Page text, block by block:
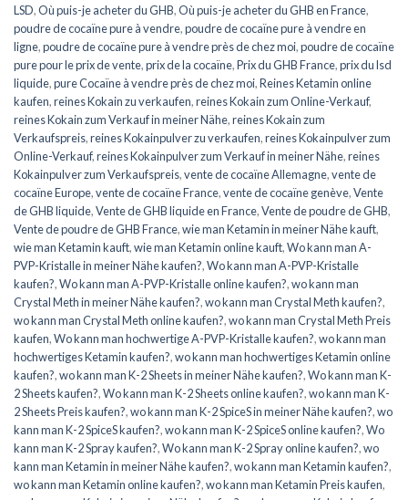
LSD,Où puis-je acheter du GHB,Où puis-je acheter du GHB en France,
poudre de cocaïne pure à vendre,poudre de cocaïne pure à vendre en
ligne,poudre de cocaïne pure à vendre près de chez moi,poudre de cocaïne
pure pour le prix de vente,prix de la cocaïne,Prix du GHB France,prix du lsd
liquide,pure Cocaïne à vendre près de chez moi,Reines Ketamin online
kaufen,reines Kokain zu verkaufen,reines Kokain zum Online-Verkauf,
reines Kokain zum Verkauf in meiner Nähe,reines Kokain zum
Verkaufspreis,reines Kokainpulver zu verkaufen,reines Kokainpulver zum
Online-Verkauf,reines Kokainpulver zum Verkauf in meiner Nähe,reines
Kokainpulver zum Verkaufspreis,vente de cocaïne Allemagne,vente de
cocaïne Europe,vente de cocaïne France,vente de cocaïne genève,Vente
de GHB liquide,Vente de GHB liquide en France,Vente de poudre de GHB,
Vente de poudre de GHB France,wie man Ketamin in meiner Nähe kauft,
wie man Ketamin kauft,wie man Ketamin online kauft,Wo kann man A-
PVP-Kristalle in meiner Nähe kaufen?,Wo kann man A-PVP-Kristalle
kaufen?,Wo kann man A-PVP-Kristalle online kaufen?,wo kann man
Crystal Meth in meiner Nähe kaufen?,wo kann man Crystal Meth kaufen?,
wo kann man Crystal Meth online kaufen?,wo kann man Crystal Meth Preis
kaufen,Wo kann man hochwertige A-PVP-Kristalle kaufen?,wo kann man
hochwertiges Ketamin kaufen?,wo kann man hochwertiges Ketamin online
kaufen?,wo kann man K-2 Sheets in meiner Nähe kaufen?,Wo kann man K-
2 Sheets kaufen?,Wo kann man K-2 Sheets online kaufen?,wo kann man K-
2 Sheets Preis kaufen?,wo kann man K-2 SpiceS in meiner Nähe kaufen?,wo
kann man K-2 SpiceS kaufen?,wo kann man K-2 SpiceS online kaufen?,Wo
kann man K-2 Spray kaufen?,Wo kann man K-2 Spray online kaufen?,wo
kann man Ketamin in meiner Nähe kaufen?,wo kann man Ketamin kaufen?,
wo kann man Ketamin online kaufen?,wo kann man Ketamin Preis kaufen,